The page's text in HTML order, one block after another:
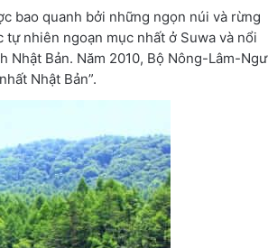
bao quanh bởi những ngọn núi và rừng
nhiên ngoạn mục nhất ở Suwa và nổi
Bản. Năm 2010, Bộ Nông-Lâm-Ngư
Nhật Bản”.